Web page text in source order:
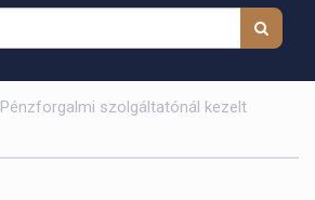
Pénzforgalmi szolgáltatónál kezelt